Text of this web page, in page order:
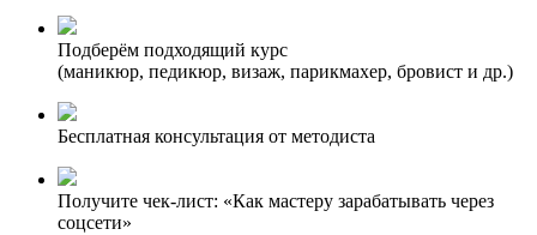
Подберём подходящий курс
(маникюр, педикюр, визаж, парикмахер, бровист и др.)
Бесплатная консультация от методиста
Получите чек-лист: «Как мастеру зарабатывать через
соцсети»